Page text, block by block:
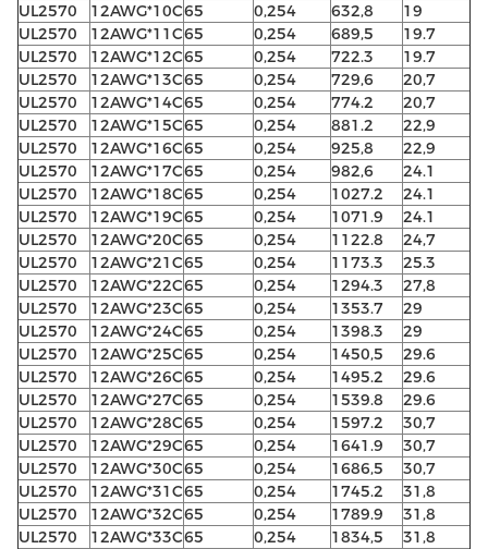
UL2570
12AWG*10C65 0,254 632,8
19
UL2570
12AWG*11C65 0,254 689,5
19.7
UL2570
12AWG*12C65 0,254 722.3
19.7
UL2570
12AWG*13C65 0,254 729,6
20,7
UL2570
12AWG*14C65 0,254 774.2
20,7
UL2570
12AWG*15C65 0,254 881.2
22,9
UL2570
12AWG*16C65 0,254 925,8
22,9
UL2570
12AWG*17C65 0,254 982,6
24.1
UL2570
12AWG*18C65 0,254 1027.2
24.1
UL2570
12AWG*19C65 0,254 1071.9
24.1
UL2570
12AWG*20C65 0,254 1122.8
24,7
UL2570
12AWG*21C65 0,254 1173.3
25.3
UL2570
12AWG*22C65 0,254 1294.3
27,8
UL2570
12AWG*23C65 0,254 1353.7
29
UL2570
12AWG*24C65 0,254 1398.3
29
UL2570
12AWG*25C65 0,254 1450,5
29.6
UL2570
12AWG*26C65 0,254 1495.2
29.6
UL2570
12AWG*27C65 0,254 1539.8
29.6
UL2570
12AWG*28C65 0,254 1597.2
30,7
UL2570
12AWG*29C65 0,254 1641.9
30,7
UL2570
12AWG*30C65 0,254 1686,5
30,7
UL2570
12AWG*31C65 0,254 1745.2
31,8
UL2570
12AWG*32C65 0,254 1789.9
31,8
UL2570
12AWG*33C65 0,254 1834,5
31,8